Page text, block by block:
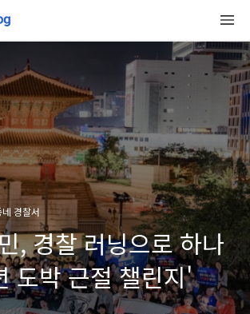
경찰서
, 경찰 러닝으로 하나
도박 근절 챌린지'